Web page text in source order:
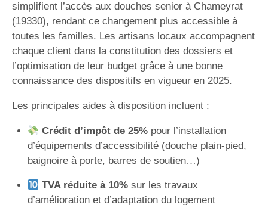
simplifient l’accès aux douches senior à Chameyrat
(19330), rendant ce changement plus accessible à
toutes les familles. Les artisans locaux accompagnent
chaque client dans la constitution des dossiers et
l’optimisation de leur budget grâce à une bonne
connaissance des dispositifs en vigueur en 2025.
Les principales aides à disposition incluent :
Crédit d’impôt de 25%pour l’installation
d’équipements d’accessibilité (douche plain-pied,
baignoire à porte, barres de soutien…)
TVA réduite à 10%sur les travaux
d’amélioration et d’adaptation du logement